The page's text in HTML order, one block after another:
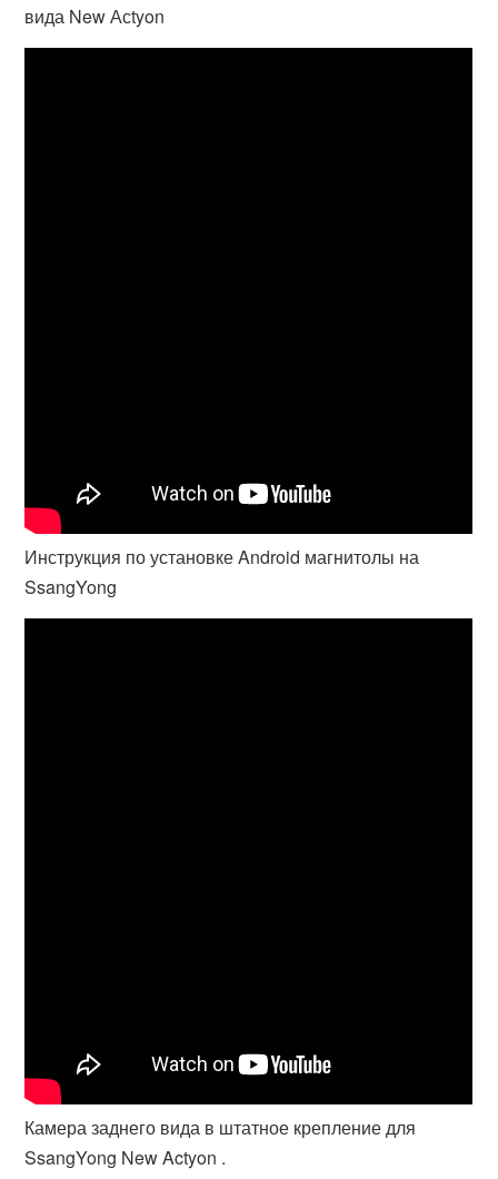
вида New Асtyon
Инструкция по установке Android магнитолы на
SsangYong
Камера заднего вида в штатное крепление для
SsangYong New Actyon .